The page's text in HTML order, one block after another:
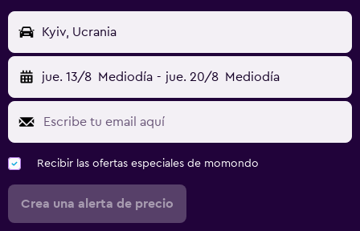
Kyiv, Ucrania
jue. 13/8 Mediodía - jue. 20/8 Mediodía
Recibir las ofertas especiales de momondo
Crea una alerta de precio